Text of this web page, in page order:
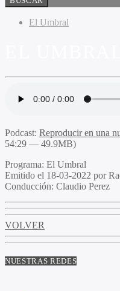
El Umbral
Podcast: Reproducir en una
54:29 — 49.9MB)
Programa: El Umbral
Emitido el 18-03-2022 por
Conducción: Claudio Perez
VOLVER
NUESTRAS REDES